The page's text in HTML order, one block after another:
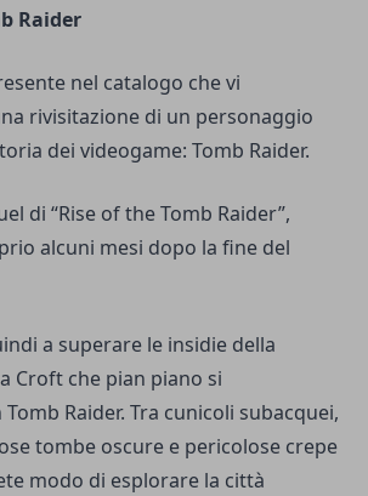
Raider
nel catalogo che vi
rivisitazione di un personaggio
dei videogame: Tomb Raider.
di “Rise of the Tomb Raider”,
alcuni mesi dopo la fine del
a superare le insidie della
Croft che pian piano si
Raider. Tra cunicoli subacquei,
tombe oscure e pericolose crepe
modo di esplorare la città